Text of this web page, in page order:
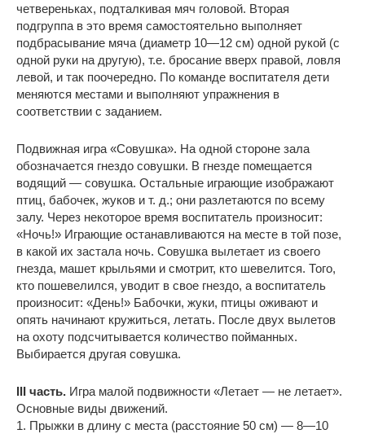
четвереньках, подталкивая мяч головой. Вторая
подгруппа в это время самостоятельно выполняет
подбрасывание мяча (диаметр 10—12 см) одной рукой (с
одной руки на другую), т.е. бросание вверх правой, ловля
левой, и так поочередно. По команде воспитателя дети
меняются местами и выполняют упражнения в
соответствии с заданием.
Подвижная игра «Совушка». На одной стороне зала
обозначается гнездо совушки. В гнезде помещается
водящий — совушка. Остальные играющие изображают
птиц, бабочек, жуков и т. д.; они разлетаются по всему
залу. Через некоторое время воспитатель произносит:
«Ночь!» Играющие останавливаются на месте в той позе,
в какой их застала ночь. Совушка вылетает из своего
гнезда, машет крыльями и смотрит, кто шевелится. Того,
кто пошевелился, уводит в свое гнездо, а воспитатель
произносит: «День!» Бабочки, жуки, птицы оживают и
опять начинают кружиться, летать. После двух вылетов
на охоту подсчитывается количество пойманных.
Выбирается другая совушка.
III часть. Игра малой подвижности «Летает — не летает».
Основные виды движений.
1. Прыжки в длину с места (расстояние 50 см) — 8—10